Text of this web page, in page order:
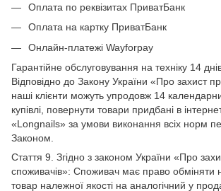
Оплата по реквізитах ПриватБанк
Оплата на картку ПриватБанк
Онлайн-платежі Wayforpay
Гарантійне обслуговування на техніку 14
Відповідно до Закону України «Про захист
наші клієнти можуть упродовж 14
купівлі, повернути товари придбані в
«Longnails» за умови виконання всіх норм
Законом.
Стаття 9. Згідно з законом України «Про
споживачів»: Споживач має право обміняти
товар належної якості на аналогічний у